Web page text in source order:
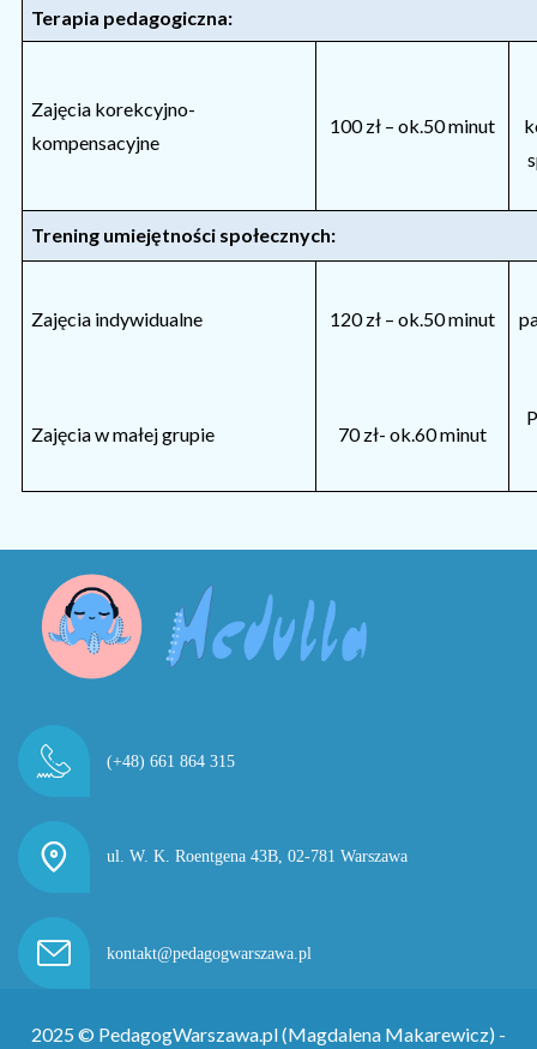
Terapia pedagogiczna:
Zajęcia korekcyjno-
kompensacyjne
100 zł – ok.50 minut
Trening umiejętności społecznych:
Zajęcia indywidualne 120 zł – ok.50 minut
Zajęcia w małej grupie 70 zł- ok.60 minut
(+48) 661 864 315
ul. W. K. Roentgena 43B, 02-781 Warszawa
kontakt@pedagogwarszawa.pl
2025 © PedagogWarszawa.pl (Magdalena Makarewicz) -